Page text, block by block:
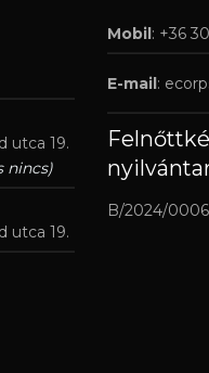
utca 19.
nincs)
utca 19.
Mobil: +36
E-mail:
B/2024/